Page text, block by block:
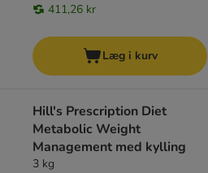
411,26 kr
Læg i kurv
Hill's Prescription Diet
Metabolic Weight
Management med kylling
3 kg